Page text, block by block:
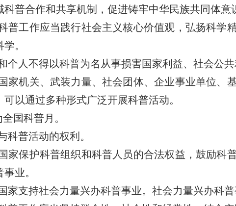
科普合作和共享机制，促进铸牢中华民族共同体意
工作应当践行社会主义核心价值观，弘扬科学
。
个人不得以科普为名从事损害国家利益、社会公
机关、武装力量、社会团体、企业事业单位、
可以通过多种形式广泛开展科普活动。
国科普月。
科普活动的权利。
保护科普组织和科普人员的合法权益，鼓励科
业。
支持社会力量兴办科普事业。社会力量兴办科普